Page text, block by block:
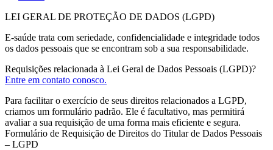
LEI GERAL DE PROTEÇÃO DE DADOS (LGPD)
E-saúde trata com seriedade, confidencialidade e integridade todos
os dados pessoais que se encontram sob a sua responsabilidade.
Requisições relacionada à Lei Geral de Dados Pessoais (LGPD)?
Entre em contato conosco.
Para facilitar o exercício de seus direitos relacionados a LGPD,
criamos um formulário padrão. Ele é facultativo, mas permitirá
avaliar a sua requisição de uma forma mais eficiente e segura.
Formulário de Requisição de Direitos do Titular de Dados Pessoais
– LGPD